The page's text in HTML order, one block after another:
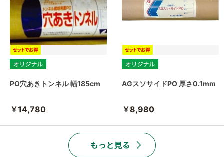
PO穴あきトンネル 幅185cm
￥14,780
AGスソサイドPO 厚さ0.1mm
￥8,980